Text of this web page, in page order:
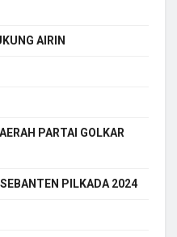
AIRIN
PARTAI GOLKAR
PILKADA 2024